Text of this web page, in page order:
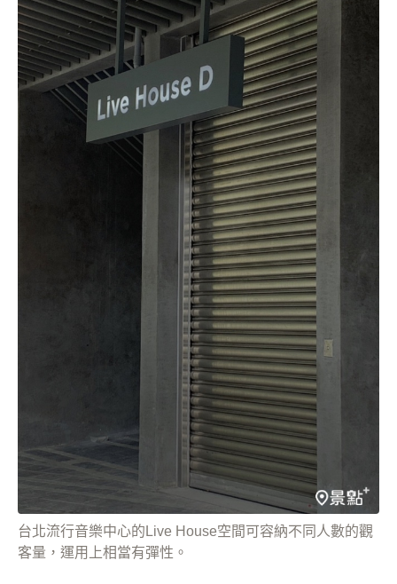
台北流行音樂中心的Live House空間可容納不同人數的觀
客量，運用上相當有彈性。